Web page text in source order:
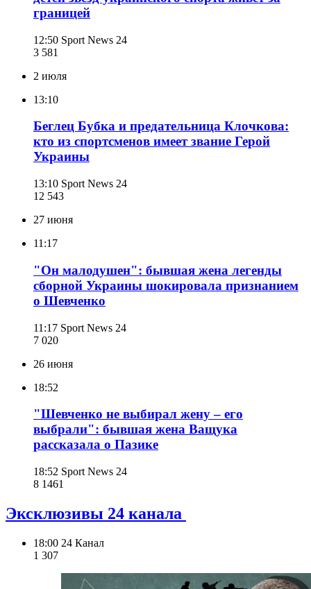
границей
12:50 Sport News 24
3 581
2 июля
13:10
Беглец Бубка и предательница Клочкова:
кто из спортсменов имеет звание Герой
Украины
13:10 Sport News 24
12 543
27 июня
11:17
"Он малодушен": бывшая жена легенды
сборной Украины шокировала признанием
о Шевченко
11:17 Sport News 24
7 020
26 июня
18:52
"Шевченко не выбирал жену – его
выбрали": бывшая жена Ващука
рассказала о Пазике
18:52 Sport News 24
8 1461
Эксклюзивы 24 канала
18:00 24 Канал
1 307